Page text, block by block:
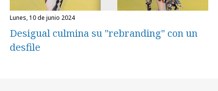
lunes, 10 de junio 2024
Desigual culmina su "rebranding" con un
desfile